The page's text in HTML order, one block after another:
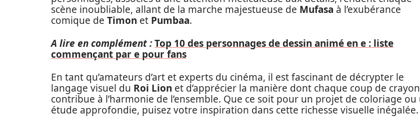
scène inoubliable, allant de la marche majestueuse de Mufasa à l’exubérance
comique de Timon et Pumbaa.
A lire en complément :Top 10 des personnages de dessin animé en e : liste
commençant par e pour fans
En tant qu’amateurs d’art et experts du cinéma, il est fascinant de décrypter le
langage visuel du Roi Lion et d’apprécier la manière dont chaque coup de crayon
contribue à l’harmonie de l’ensemble. Que ce soit pour un projet de coloriage ou
étude approfondie, puisez votre inspiration dans cette richesse visuelle inégalée.